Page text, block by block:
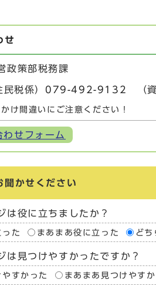
せ
政策部税務課
税係） 079-492-9132 （資
け間違いにご注意ください！
わせフォーム
聞かせください
は役に立ちましたか？
った まあまあ役に立った どち
は見つけやすかったですか？
やすかった まあまあ見つけやす